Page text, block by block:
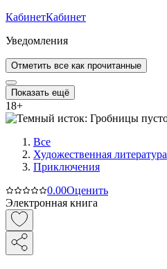
КабинетКабинет
Уведомления
Отметить все как прочитанные
Показать ещё
18+
Все
Художественная литература
Приключения
0.00Оценить
Электронная книга